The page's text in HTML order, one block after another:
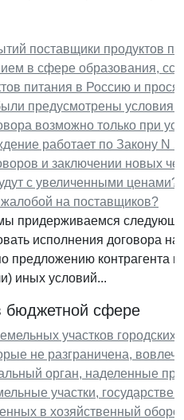
поставщики продуктов
в сфере образования,
питания в Россию и
предусмотрены условия
возможно только при
работает по Закону N
и заключении новых
с увеличенными
на поставщиков?
придерживаемся
исполнения договора
предложению контрагента
иных условий...
бюджетной сфере
участков
не разграничена,
орган, наделенные
участки,
в хозяйственный